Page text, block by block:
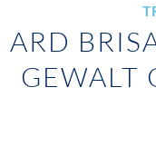
ARD
GEWALT